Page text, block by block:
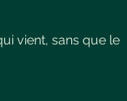
vient, sans que le